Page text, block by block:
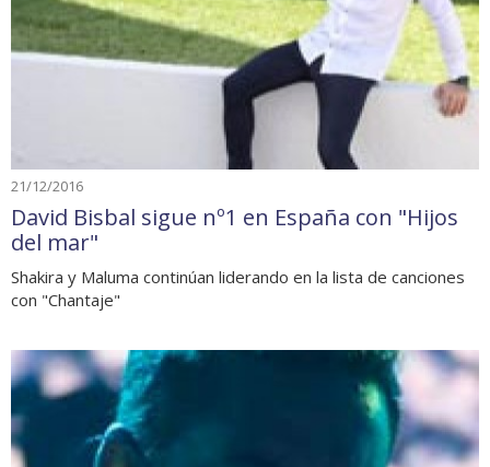
21/12/2016
David Bisbal sigue nº1 en España con "Hijos
del mar"
Shakira y Maluma continúan liderando en la lista de canciones
con "Chantaje"